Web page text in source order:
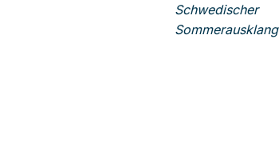
Schwedischer
Sommerausklang